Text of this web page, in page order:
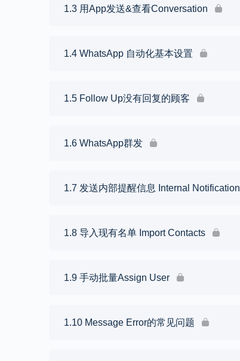
1.3 用App发送&查看Conversation
1.4 WhatsApp 自动化基本设置
1.5 Follow Up没有回复的顾客
1.6 WhatsApp群发
1.7 发送内部提醒信息 Internal Notification
1.8 导入现有名单 Import Contacts
1.9 手动批量Assign User
1.10 Message Error的常见问题